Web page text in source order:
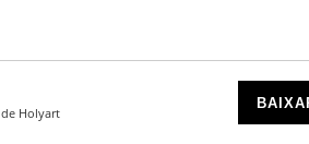
de Holyart